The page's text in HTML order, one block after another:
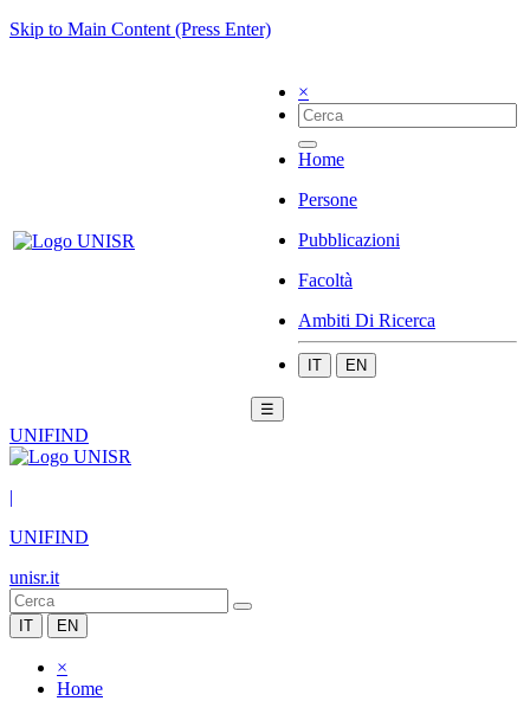
Skip to Main Content (Press Enter)
×
Home
Persone
Pubblicazioni
Facoltà
Ambiti Di Ricerca
IT EN
☰
UNIFIND
|
UNIFIND
unisr.it
IT EN
×
Home